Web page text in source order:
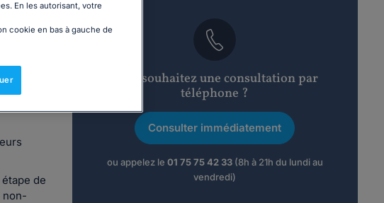
de
de
non-
Vous souhaitez une consultation par
téléphone ?
Consulter immédiatement
ou appelez le 01 75 75 42 33(8h à 21h du lundi au
vendredi)
En les autorisant, votre
cookie en bas à gauche de